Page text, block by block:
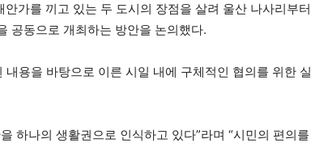
가를 끼고 있는 두 도시의 장점을 살려 울산 나사리부터
공동으로 개최하는 방안을 논의했다.
용을 바탕으로 이른 시일 내에 구체적인 협의를 위한 실
하나의 생활권으로 인식하고 있다”라며 “시민의 편의를